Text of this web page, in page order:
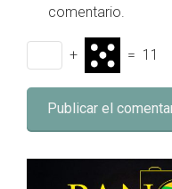
comentario.
+ = 11